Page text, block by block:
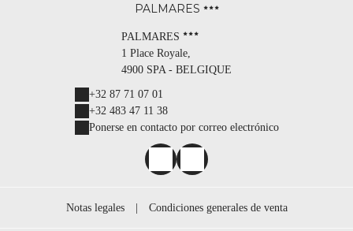
PALMARES
PALMARES
1 Place Royale,
4900 SPA - BELGIQUE
+32 87 71 07 01
+32 483 47 11 38
Ponerse en contacto por correo electrónico
Notas legales Condiciones generales de venta